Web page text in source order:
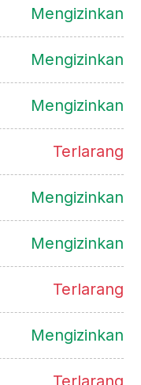
Mengizinkan
Mengizinkan
Mengizinkan
Terlarang
Mengizinkan
Mengizinkan
Terlarang
Mengizinkan
Terlarang